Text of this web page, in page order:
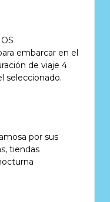
embarcar en el
de viaje 4
seleccionado.
por sus
tiendas